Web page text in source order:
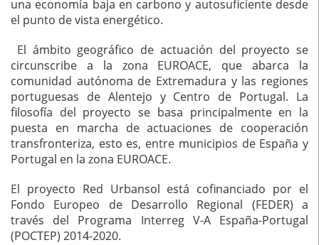
una economía baja en carbono y autosuficiente desde
el punto de vista energético.
El ámbito geográfico de actuación del proyecto se
circunscribe a la zona EUROACE, que abarca la
comunidad autónoma de Extremadura y las regiones
portuguesas de Alentejo y Centro de Portugal. La
filosofía del proyecto se basa principalmente en la
puesta en marcha de actuaciones de cooperación
transfronteriza, esto es, entre municipios de España y
Portugal en la zona EUROACE.
El proyecto Red Urbansol está cofinanciado por el
Fondo Europeo de Desarrollo Regional (FEDER) a
través del Programa Interreg V-A España-Portugal
(POCTEP) 2014-2020.